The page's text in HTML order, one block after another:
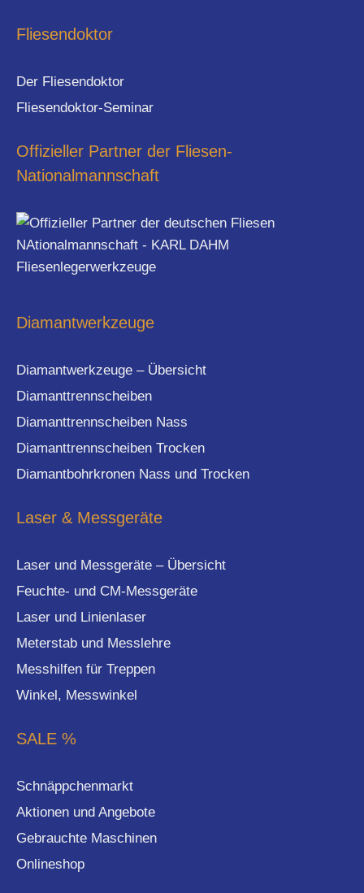
Fliesendoktor
Der Fliesendoktor
Fliesendoktor-Seminar
Offizieller Partner der Fliesen-
Nationalmannschaft
Diamantwerkzeuge
Diamantwerkzeuge – Übersicht
Diamanttrennscheiben
Diamanttrennscheiben Nass
Diamanttrennscheiben Trocken
Diamantbohrkronen Nass und Trocken
Laser & Messgeräte
Laser und Messgeräte – Übersicht
Feuchte- und CM-Messgeräte
Laser und Linienlaser
Meterstab und Messlehre
Messhilfen für Treppen
Winkel, Messwinkel
SALE %
Schnäppchenmarkt
Aktionen und Angebote
Gebrauchte Maschinen
Onlineshop